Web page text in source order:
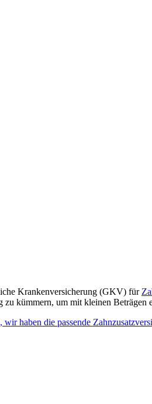
Krankenversicherung (GKV) für
kümmern, um mit kleinen Beträgen
wir haben die passende